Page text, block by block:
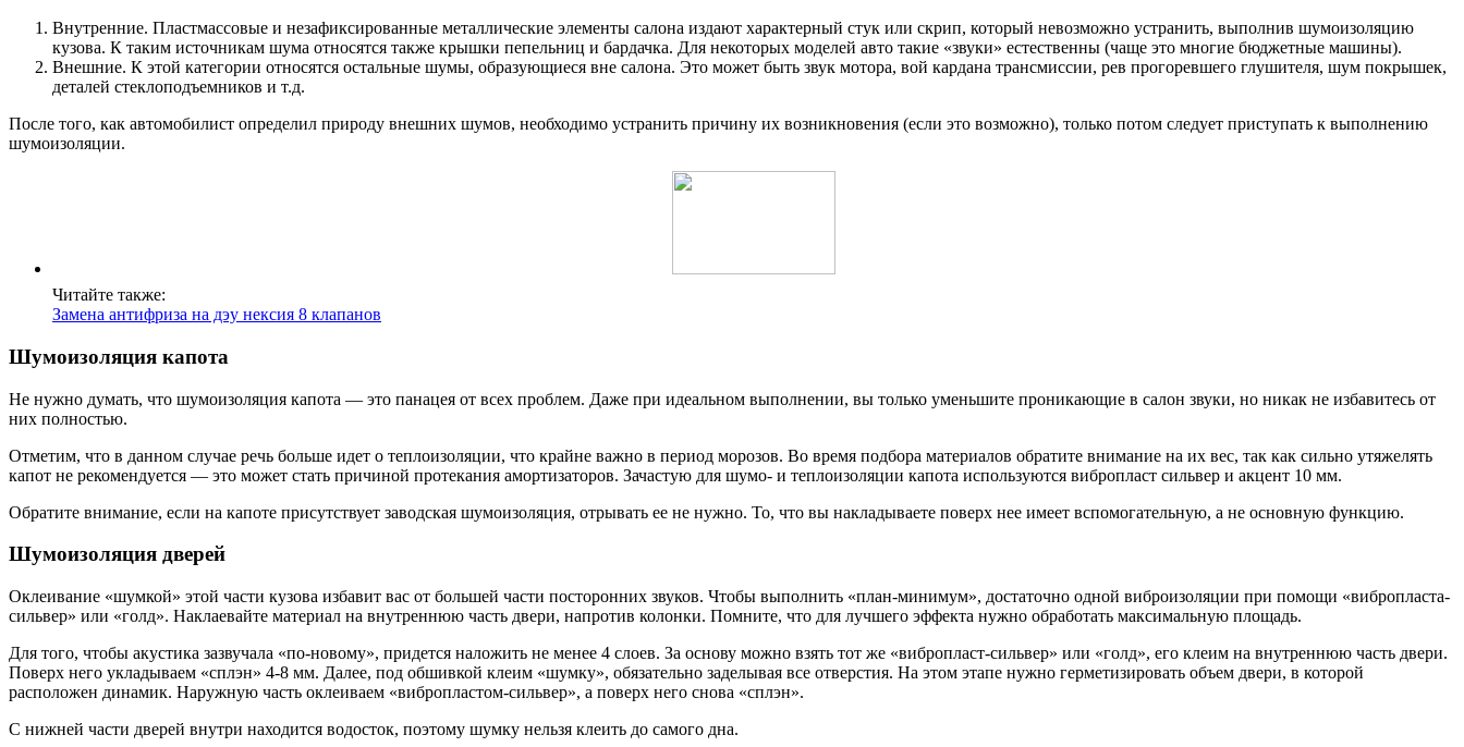
Внутренние. Пластмассовые и незафиксированные металлические элементы салона издают характерный стук или скрип, который невозможно устранить, выполнив шумоизоляцию
кузова. К таким источникам шума относятся также крышки пепельниц и бардачка. Для некоторых моделей авто такие «звуки» естественны (чаще это многие бюджетные машины).
Внешние. К этой категории относятся остальные шумы, образующиеся вне салона. Это может быть звук мотора, вой кардана трансмиссии, рев прогоревшего глушителя, шум покрышек,
деталей стеклоподъемников и т.д.
После того, как автомобилист определил природу внешних шумов, необходимо устранить причину их возникновения (если это возможно), только потом следует приступать к выполнению
шумоизоляции.
Читайте также:
Замена антифриза на дэу нексия 8 клапанов
Шумоизоляция капота
Не нужно думать, что шумоизоляция капота — это панацея от всех проблем. Даже при идеальном выполнении, вы только уменьшите проникающие в салон звуки, но никак не избавитесь от
них полностью.
Отметим, что в данном случае речь больше идет о теплоизоляции, что крайне важно в период морозов. Во время подбора материалов обратите внимание на их вес, так как сильно утяжелять
капот не рекомендуется — это может стать причиной протекания амортизаторов. Зачастую для шумо- и теплоизоляции капота используются вибропласт сильвер и акцент 10 мм.
Обратите внимание, если на капоте присутствует заводская шумоизоляция, отрывать ее не нужно. То, что вы накладываете поверх нее имеет вспомогательную, а не основную функцию.
Шумоизоляция дверей
Оклеивание «шумкой» этой части кузова избавит вас от большей части посторонних звуков. Чтобы выполнить «план-минимум», достаточно одной виброизоляции при помощи «вибропласта-
сильвер» или «голд». Наклаевайте материал на внутреннюю часть двери, напротив колонки. Помните, что для лучшего эффекта нужно обработать максимальную площадь.
Для того, чтобы акустика зазвучала «по-новому», придется наложить не менее 4 слоев. За основу можно взять тот же «вибропласт-сильвер» или «голд», его клеим на внутреннюю часть двери.
Поверх него укладываем «сплэн» 4-8 мм. Далее, под обшивкой клеим «шумку», обязательно заделывая все отверстия. На этом этапе нужно герметизировать объем двери, в которой
расположен динамик. Наружную часть оклеиваем «вибропластом-сильвер», а поверх него снова «сплэн».
С нижней части дверей внутри находится водосток, поэтому шумку нельзя клеить до самого дна.